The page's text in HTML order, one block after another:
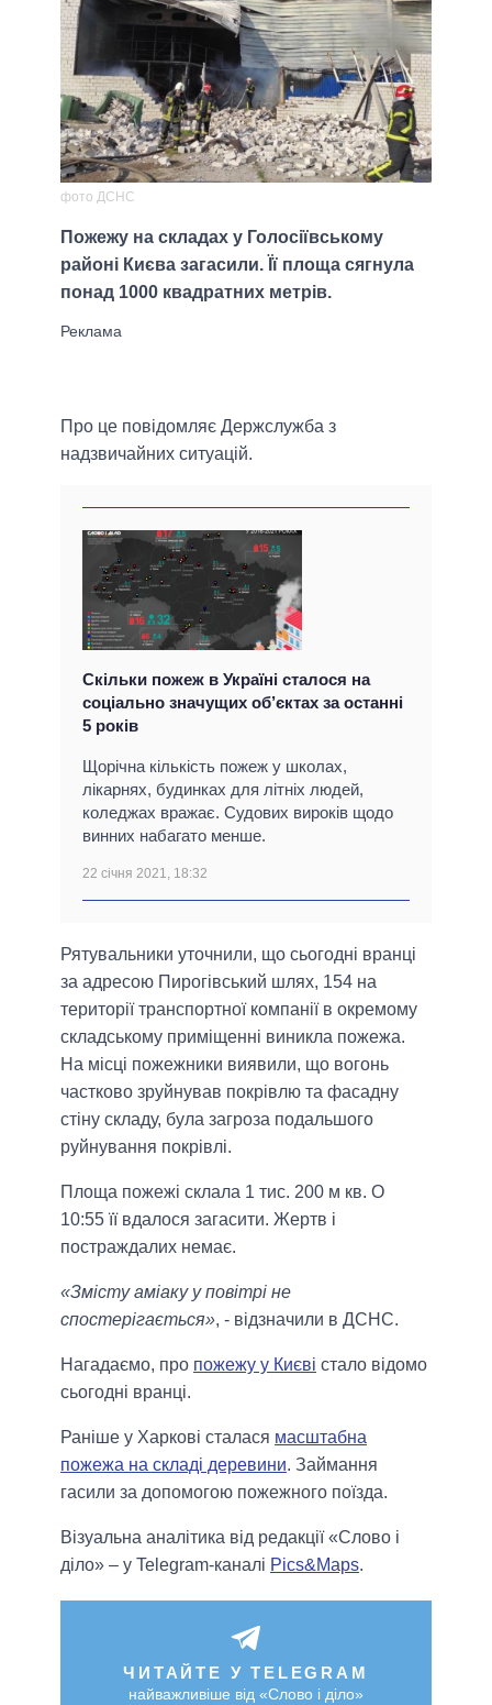
фото ДСНС
Пожежу на складах у Голосіївському
районі Києва загасили. Її площа сягнула
понад 1000 квадратних метрів.
Про це повідомляє Держслужба з
надзвичайних ситуацій.
Скільки пожеж в Україні сталося на
соціально значущих об’єктах за останні
5 років
Щорічна кількість пожеж у школах,
лікарнях, будинках для літніх людей,
коледжах вражає. Судових вироків щодо
винних набагато менше.
22 січня 2021, 18:32
Рятувальники уточнили, що сьогодні вранці
за адресою Пирогівський шлях, 154 на
території транспортної компанії в окремому
складському приміщенні виникла пожежа.
На місці пожежники виявили, що вогонь
частково зруйнував покрівлю та фасадну
стіну складу, була загроза подальшого
руйнування покрівлі.
Площа пожежі склала 1 тис. 200 м кв. О
10:55 її вдалося загасити. Жертв і
постраждалих немає.
«Змісту аміаку у повітрі не
спостерігається», - відзначили в ДСНС.
Нагадаємо, про пожежу у Києві стало відомо
сьогодні вранці.
Раніше у Харкові сталася масштабна
пожежа на складі деревини. Займання
гасили за допомогою пожежного поїзда.
Візуальна аналітика від редакції «Слово і
діло» – у Telegram-каналі Pics&Maps.
ЧИТАЙТЕ У TELEGRAM
найважливіше від «Слово і діло»